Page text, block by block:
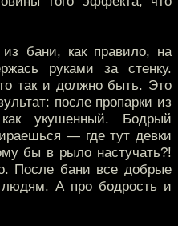
бани, как правило, на
руками за стенку.
так и должно быть. Это
после пропарки из
укушенный. Бодрый
— где тут девки
бы в рыло настучать?!
После бани все добрые
А про бодрость и